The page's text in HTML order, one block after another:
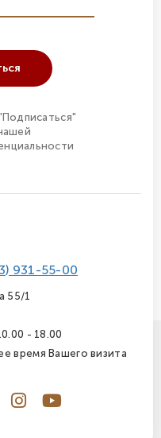
931-55-00
55/1
- 18.00
время Вашего визита